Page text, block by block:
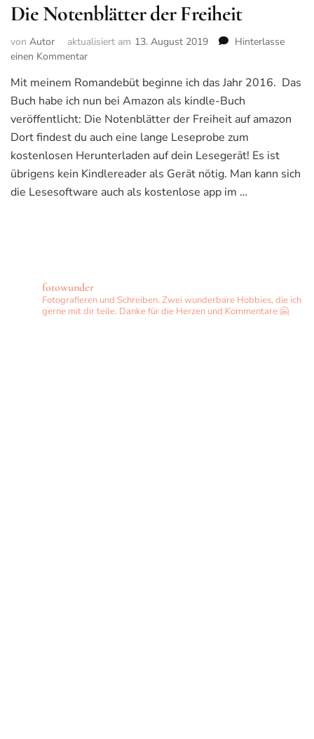
Die Notenblätter der Freiheit
von Autor aktualisiert am 13. August 2019
Hinterlasse
einen Kommentarzu
Notenblätter
der
Freiheit
Mit meinem Romandebüt beginne ich das Jahr 2016. Das
Buch habe ich nun bei Amazon als kindle-Buch
veröffentlicht: Die Notenblätter der Freiheit auf amazon
Dort findest du auch eine lange Leseprobe zum
kostenlosen Herunterladen auf dein Lesegerät! Es ist
übrigens kein Kindlereader als Gerät nötig. Man kann sich
die Lesesoftware auch als kostenlose app im …
fotowunder
Fotografieren und Schreiben. Zwei wunderbare Hobbies, die ich
gerne mit dir teile. Danke für die Herzen und Kommentare 🤗